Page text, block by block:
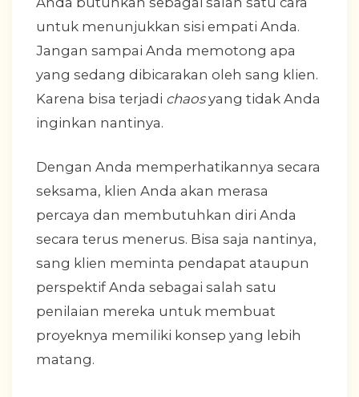
untuk menunjukkan sisi empati Anda.
Jangan sampai Anda memotong apa
yang sedang dibicarakan oleh sang klien.
Karena bisa terjadi chaosyang tidak Anda
inginkan nantinya.
Dengan Anda memperhatikannya secara
seksama, klien Anda akan merasa
percaya dan membutuhkan diri Anda
secara terus menerus. Bisa saja nantinya,
sang klien meminta pendapat ataupun
perspektif Anda sebagai salah satu
penilaian mereka untuk membuat
proyeknya memiliki konsep yang lebih
matang.